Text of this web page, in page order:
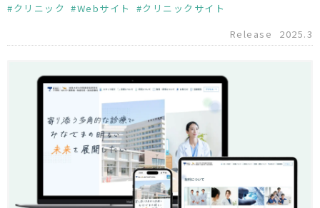
クリニック
Webサイト
クリニックサイト
Release
2025.3